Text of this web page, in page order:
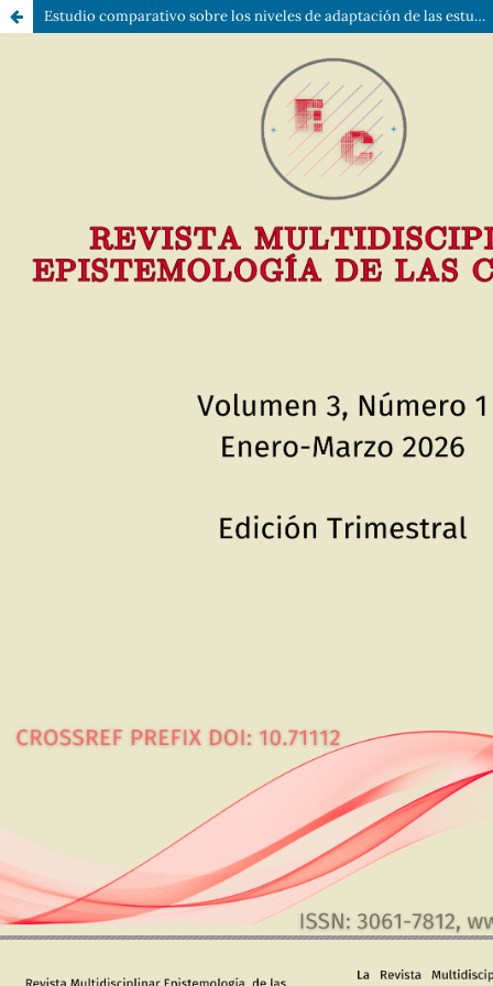
Estudio comparativo sobre los niveles de adaptación de las estudiantes de 12-16 años del internado Hogar Escuela Rosa Duarte y su rendimiento académico, período mayo –agosto 2022, Distrito Nacional, República Dominicana